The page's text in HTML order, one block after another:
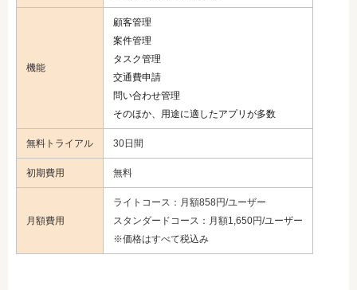
機能
顧客管理
案件管理
タスク管理
交通費申請
問い合わせ管理
そのほか、用途に適したアプリが多数
無料トライアル 30日間
初期費用 無料
月額費用
ライトコース：月額858円/ユーザー
スタンダードコース：月額1,650円/ユーザー
※価格はすべて税込み